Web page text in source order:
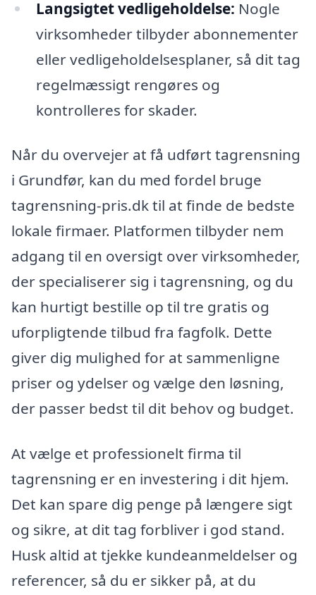
Langsigtet vedligeholdelse: Nogle
virksomheder tilbyder abonnementer
eller vedligeholdelsesplaner, så dit tag
regelmæssigt rengøres og
kontrolleres for skader.
Når du overvejer at få udført tagrensning
i Grundfør, kan du med fordel bruge
tagrensning-pris.dk til at finde de bedste
lokale firmaer. Platformen tilbyder nem
adgang til en oversigt over virksomheder,
der specialiserer sig i tagrensning, og du
kan hurtigt bestille op til tre gratis og
uforpligtende tilbud fra fagfolk. Dette
giver dig mulighed for at sammenligne
priser og ydelser og vælge den løsning,
der passer bedst til dit behov og budget.
At vælge et professionelt firma til
tagrensning er en investering i dit hjem.
Det kan spare dig penge på længere sigt
og sikre, at dit tag forbliver i god stand.
Husk altid at tjekke kundeanmeldelser og
referencer, så du er sikker på, at du